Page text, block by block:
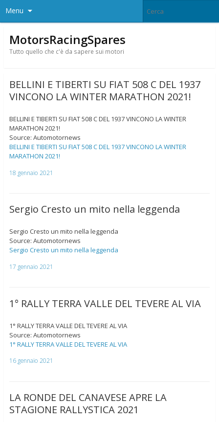
Menu
MotorsRacingSpares
Tutto quello che c'è da sapere sui motori
BELLINI E TIBERTI SU FIAT 508 C DEL 1937
VINCONO LA WINTER MARATHON 2021!
BELLINI E TIBERTI SU FIAT 508 C DEL 1937 VINCONO LA WINTER
MARATHON 2021!
Source: Automotornews
BELLINI E TIBERTI SU FIAT 508 C DEL 1937 VINCONO LA WINTER
MARATHON 2021!
18 gennaio 2021
Sergio Cresto un mito nella leggenda
Sergio Cresto un mito nella leggenda
Source: Automotornews
Sergio Cresto un mito nella leggenda
17 gennaio 2021
1° RALLY TERRA VALLE DEL TEVERE AL VIA
1° RALLY TERRA VALLE DEL TEVERE AL VIA
Source: Automotornews
1° RALLY TERRA VALLE DEL TEVERE AL VIA
16 gennaio 2021
LA RONDE DEL CANAVESE APRE LA
STAGIONE RALLYSTICA 2021